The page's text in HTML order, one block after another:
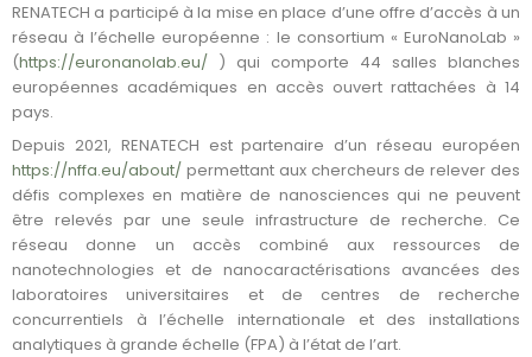
RENATECH a participé à la mise en place d’une offre d’accès à un
réseau à l’échelle européenne : le consortium « EuroNanoLab »
(https://euronanolab.eu/ ) qui comporte 44 salles blanches
européennes académiques en accès ouvert rattachées à 14
pays.
Depuis 2021, RENATECH est partenaire d’un réseau européen
https://nffa.eu/about/ permettant aux chercheurs de relever des
défis complexes en matière de nanosciences qui ne peuvent
être relevés par une seule infrastructure de recherche. Ce
réseau donne un accès combiné aux ressources de
nanotechnologies et de nanocaractérisations avancées des
laboratoires universitaires et de centres de recherche
concurrentiels à l’échelle internationale et des installations
analytiques à grande échelle (FPA) à l’état de l’art.